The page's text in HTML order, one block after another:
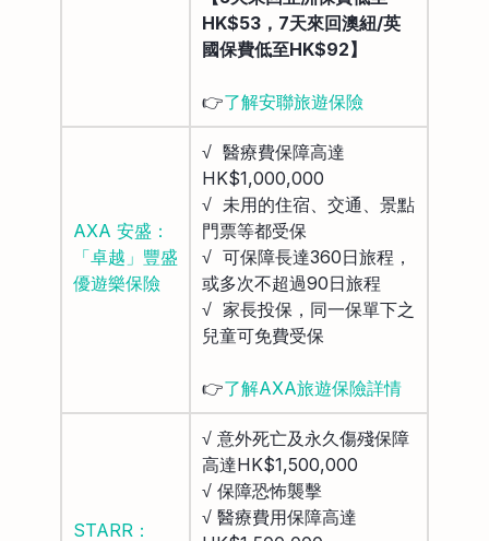
HK$53，7天來回澳紐/英
國保費低至HK$92】
👉了解安聯旅遊保險
AXA 安盛：
「卓越」豐盛
優遊樂保險
√ 醫療費保障高達
HK$1,000,000
√ 未用的住宿、交通、景點
門票等都受保
√ 可保障長達360日旅程，
或多次不超過90日旅程
√ 家長投保，同一保單下之
兒童可免費受保
👉了解AXA旅遊保險詳情
STARR：
√ 意外死亡及永久傷殘保障
高達HK$1,500,000
√ 保障恐怖襲擊
√ 醫療費用保障高達